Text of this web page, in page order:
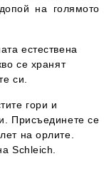
на голямото
естествена
се хранят
си.
гори и
Присъединете се
на орлите.
Schleich.